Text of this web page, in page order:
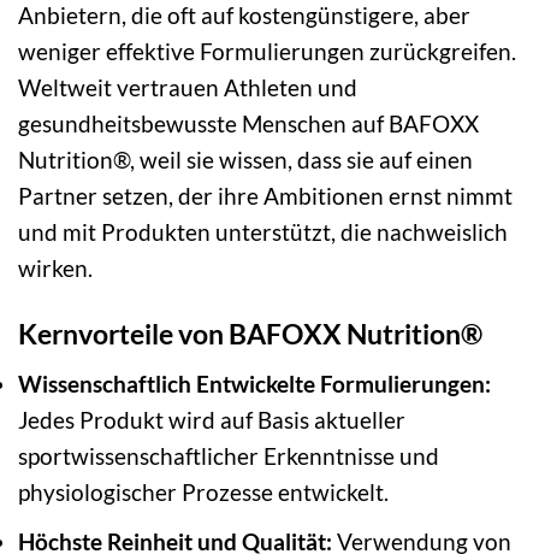
Anbietern, die oft auf kostengünstigere, aber
weniger effektive Formulierungen zurückgreifen.
Weltweit vertrauen Athleten und
gesundheitsbewusste Menschen auf BAFOXX
Nutrition®, weil sie wissen, dass sie auf einen
Partner setzen, der ihre Ambitionen ernst nimmt
und mit Produkten unterstützt, die nachweislich
wirken.
Kernvorteile von BAFOXX Nutrition®
Wissenschaftlich Entwickelte Formulierungen:
Jedes Produkt wird auf Basis aktueller
sportwissenschaftlicher Erkenntnisse und
physiologischer Prozesse entwickelt.
Höchste Reinheit und Qualität: Verwendung von